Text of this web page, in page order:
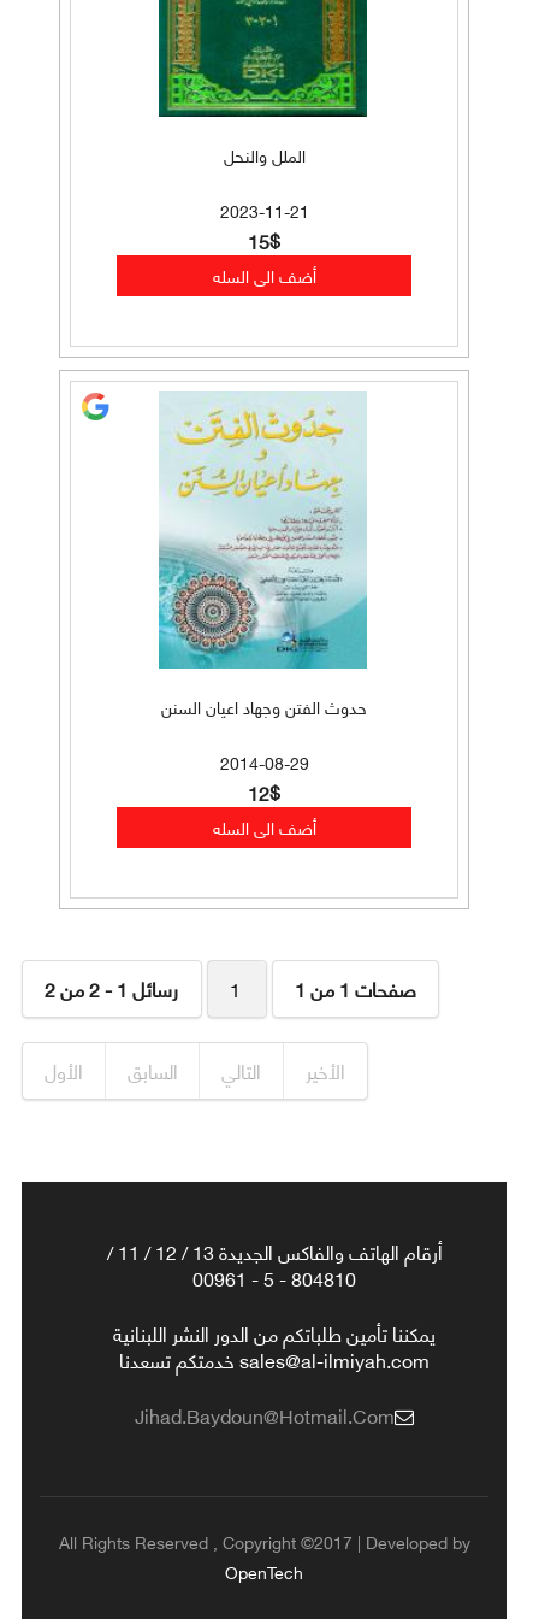
الملل والنحل
2023-11-21
15$
حدوث الفتن وجهاد اعيان السنن
2014-08-29
12$
رسائل 1 - 2 من 2 1 صفحات 1 من 1
الأول السابق التالي الأخير
أرقام الهاتف والفاكس الجديدة 13 / 12 / 11 /
804810 - 5 - 00961
يمكننا تأمين طلباتكم من الدور النشر اللبنانية
sales@al-ilmiyah.com خدمتكم تسعدنا
Jihad.baydoun@hotmail.com
All Rights Reserved , Copyright ©2017 | Developed by
OpenTech